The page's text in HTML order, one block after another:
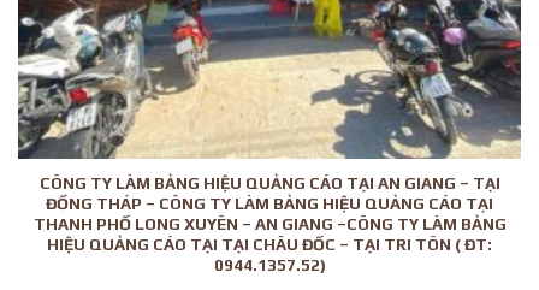
CÔNG TY LÀM BẢNG HIỆU QUẢNG CÁO TẠI AN GIANG – TẠI
ĐỒNG THÁP – CÔNG TY LÀM BẢNG HIỆU QUẢNG CÁO TẠI
THANH PHỐ LONG XUYÊN – AN GIANG –CÔNG TY LÀM BẢNG
HIỆU QUẢNG CÁO TẠI TẠI CHÂU ĐỐC – TẠI TRI TÔN ( ĐT:
0944.1357.52)